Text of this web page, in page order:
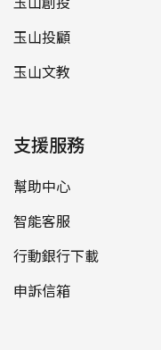
玉山投顧
玉山文教
支援服務
幫助中心
智能客服
行動銀行下載
申訴信箱